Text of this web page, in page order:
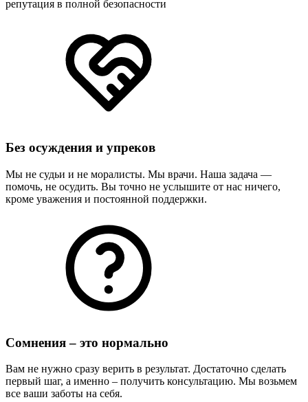
репутация в полной безопасности
Без осуждения и упреков
Мы не судьи и не моралисты. Мы врачи. Наша задача —
помочь, не осудить. Вы точно не услышите от нас ничего,
кроме уважения и постоянной поддержки.
Сомнения – это нормально
Вам не нужно сразу верить в результат. Достаточно сделать
первый шаг, а именно – получить консультацию. Мы возьмем
все ваши заботы на себя.